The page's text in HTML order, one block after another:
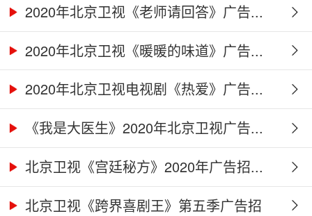
2020年北京卫视《老师请回答》广告...
2020年北京卫视《暖暖的味道》广告...
2020年北京卫视电视剧《热爱》广告...
《我是大医生》2020年北京卫视广告...
北京卫视《宫廷秘方》2020年广告招...
北京卫视《跨界喜剧王》第五季广告招